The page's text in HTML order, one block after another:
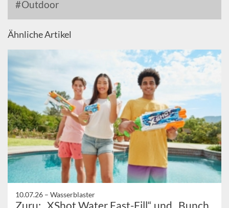
Outdoor
Ähnliche Artikel
10.07.26 – Wasserblaster
Zuru: „XShot Water Fast-Fill“ und „Bunch